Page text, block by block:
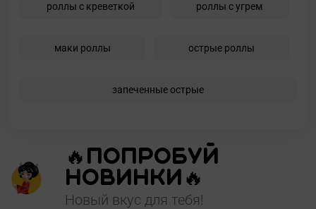
роллы с креветкой роллы с угрем
маки роллы острые роллы
запеченные острые
🔥Попробуй
новинки🔥
Новый вкус для тебя!